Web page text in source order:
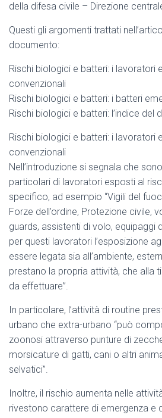
della difesa civile – Direzione
Questi gli argomenti trattati
documento:
Rischi biologici e batteri: i lavoratori
convenzionali
Rischi biologici e batteri: i batteri
Rischi biologici e batteri: l’indice del
Rischi biologici e batteri: i lavoratori
convenzionali
Nell’introduzione si segnala che
particolari di lavoratori esposti al
specifico, ad esempio “Vigili del
Forze dell’ordine, Protezione civile,
guards, assistenti di volo, equipaggi
per questi lavoratori l’esposizione
essere legata sia all’ambiente,
prestano la propria attività, che alla
da effettuare”.
In particolare, l’attività di routine
urbano che extra-urbano “può
zoonosi attraverso punture di
morsicature di gatti, cani o altri
selvatici”.
Inoltre, il rischio aumenta nelle
rivestono carattere di emergenza e